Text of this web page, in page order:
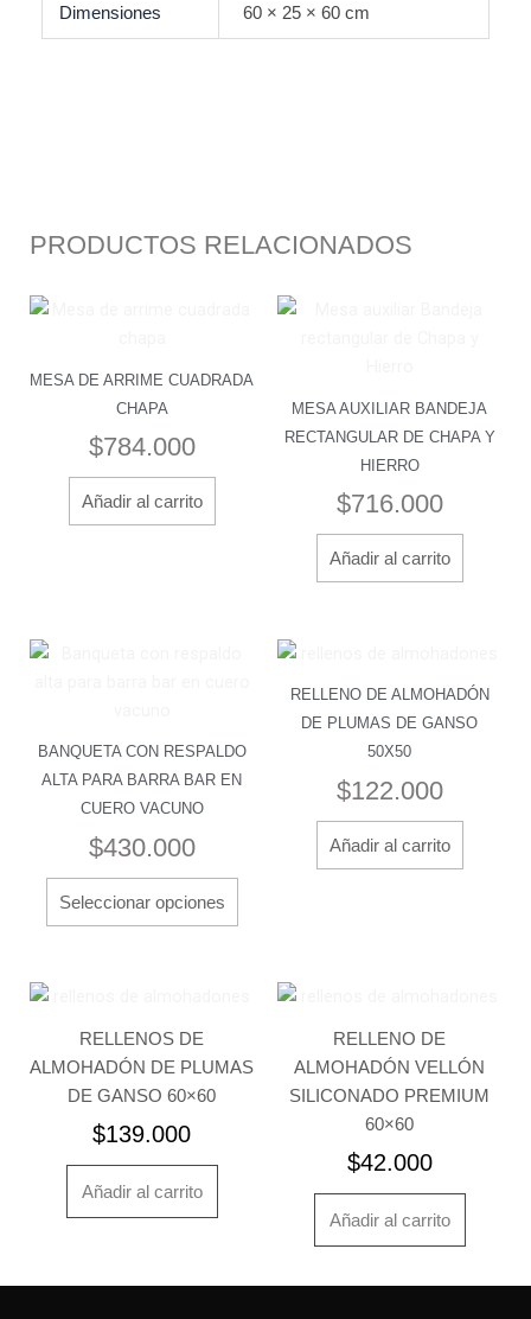
Dimensiones 60 × 25 × 60 cm
PRODUCTOS RELACIONADOS
MESA DE ARRIME CUADRADA
CHAPA
$784.000
Añadir al carrito
MESA AUXILIAR BANDEJA
RECTANGULAR DE CHAPA Y
HIERRO
$716.000
Añadir al carrito
BANQUETA CON RESPALDO
ALTA PARA BARRA BAR EN
CUERO VACUNO
$430.000
Seleccionar opciones
pueden
página
RELLENO DE ALMOHADÓN
DE PLUMAS DE GANSO
50X50
$122.000
Añadir al carrito
RELLENOS DE
ALMOHADÓN DE PLUMAS
DE GANSO 60×60
$139.000
Añadir al carrito
RELLENO DE
ALMOHADÓN VELLÓN
SILICONADO PREMIUM
60×60
$42.000
Añadir al carrito